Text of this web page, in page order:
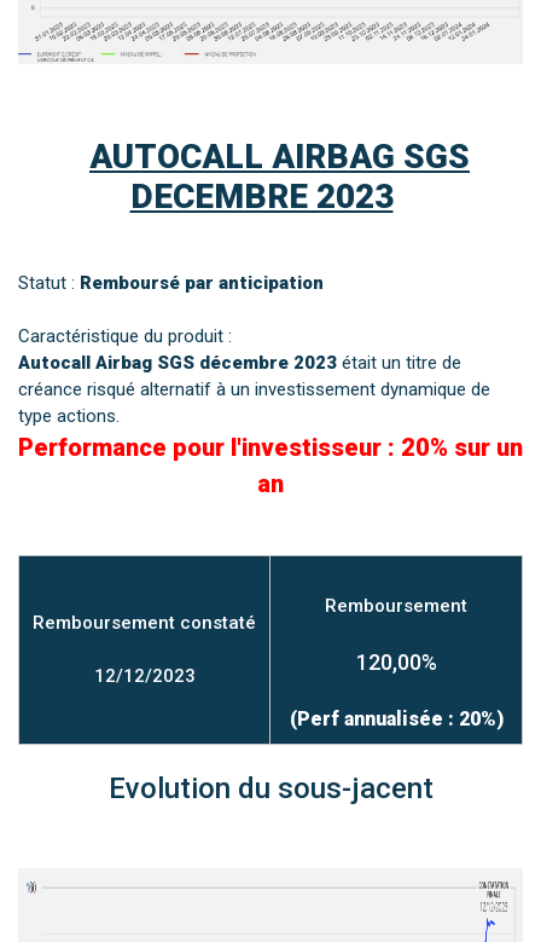
AUTOCALL AIRBAG SGS
DECEMBRE 2023
Statut : Remboursé par anticipation
Caractéristique du produit :
Autocall Airbag SGS décembre 2023 était un titre de
créance risqué alternatif à un investissement dynamique de
type actions.
Performance pour l'investisseur : 20% sur un
an
Remboursement constaté
12/12/2023
Remboursement
120,00%
(Perf annualisée : 20%)
Evolution du sous-jacent